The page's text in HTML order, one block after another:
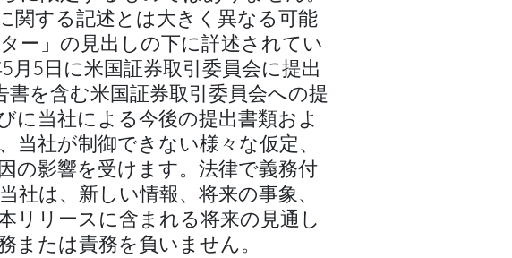
関する記述とは大きく異なる可能
ー」の見出しの下に詳述されてい
5日に米国証券取引委員会に提出
書を含む米国証券取引委員会への提
に当社による今後の提出書類およ
社が制御できない様々な仮定、
の影響を受けます。法律で義務付
は、新しい情報、将来の事象、
リリースに含まれる将来の見通し
または責務を負いません。